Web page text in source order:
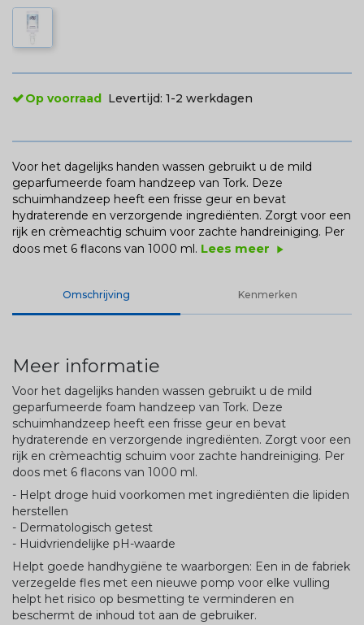
Op voorraad Levertijd: 1-2 werkdagen
Voor het dagelijks handen wassen gebruikt u de mild
geparfumeerde foam handzeep van Tork. Deze
schuimhandzeep heeft een frisse geur en bevat
hydraterende en verzorgende ingrediënten. Zorgt voor een
rijk en crèmeachtig schuim voor zachte handreiniging. Per
doos met 6 flacons van 1000 ml. Lees meer play_arrow
Omschrijving Kenmerken
Meer informatie
Voor het dagelijks handen wassen gebruikt u de mild
geparfumeerde foam handzeep van Tork. Deze
schuimhandzeep heeft een frisse geur en bevat
hydraterende en verzorgende ingrediënten. Zorgt voor een
rijk en crèmeachtig schuim voor zachte handreiniging. Per
doos met 6 flacons van 1000 ml.
- Helpt droge huid voorkomen met ingrediënten die lipiden
herstellen
- Dermatologisch getest
- Huidvriendelijke pH-waarde
Helpt goede handhygiëne te waarborgen: Een in de fabriek
verzegelde fles met een nieuwe pomp voor elke vulling
helpt het risico op besmetting te verminderen en
beschermt de inhoud tot aan de gebruiker.